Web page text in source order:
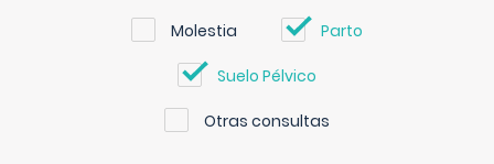
Molestia Parto
Suelo Pélvico
Otras consultas